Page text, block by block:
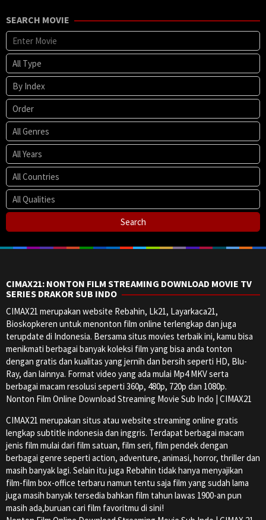
SEARCH MOVIE
CIMAX21: NONTON FILM STREAMING DOWNLOAD MOVIE TV
SERIES DRAKOR SUB INDO
CIMAX21 merupakan website Rebahin, Lk21, Layarkaca21,
Bioskopkeren untuk menonton film online terlengkap dan juga
terupdate di Indonesia. Bersama situs movies terbaik ini, kamu bisa
menikmati berbagai banyak koleksi film yang bisa anda tonton
dengan gratis dan kualitas yang jernih dan bersih seperti HD, Blu-
Ray, dan lainnya. Format video yang ada mulai Mp4 MKV serta
berbagai macam resolusi seperti 360p, 480p, 720p dan 1080p.
Nonton Film Online Download Streaming Movie Sub Indo | CIMAX21
CIMAX21 merupakan situs atau website streaming online gratis
lengkap subtitle indonesia dan inggris. Terdapat berbagai macam
jenis film mulai dari film satuan, film seri, film pendek dengan
berbagai genre seperti action, adventure, animasi, horror, thriller dan
masih banyak lagi. Selain itu juga Rebahin tidak hanya menyajikan
film-film box-office terbaru namun tentu saja film yang sudah lama
juga masih banyak tersedia bahkan film tahun lawas 1900-an pun
masih ada,buruan cari film favoritmu di sini!